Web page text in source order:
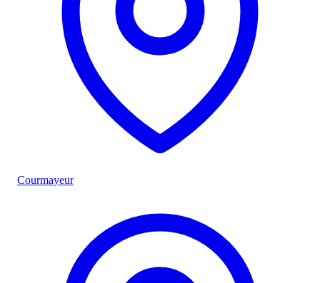
Courmayeur